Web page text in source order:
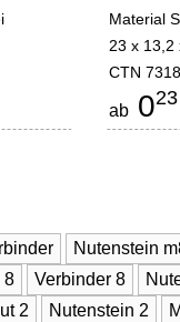
Material
23 x 13,2
CTN
ab 023
Nutenstein
8 Verbinder 8
2 Nutenstein 2